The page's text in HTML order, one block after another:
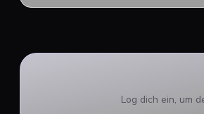
Log dich ein, um